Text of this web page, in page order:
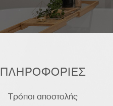
ΠΛΗΡΟΦΟΡΙΕΣ
Τρόποι αποστολής